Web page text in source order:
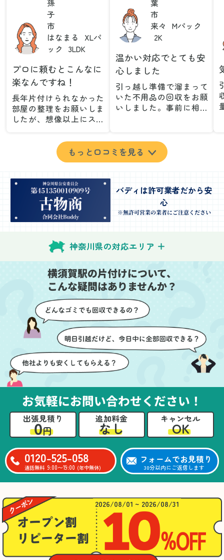
孫
子
市
はなまる
XLパ
ック
3LDK
プロに頼むとこんなに
楽なんですね！
長年片付けられなかった
部屋の整理をお願いしま
したが、想像以上にスム
が集めた物や古い家具が
多く、自分たちだけでは
どうにもならない状態で
んが手際よく片付けてく
れたので、部屋が驚くほ
どスッキリしました。自
分では手が回らなかった
場所も含め、プロの力を
特に、物が散乱していた
部屋の整理や、細かなア
イテムの仕分けを迅速か
つ丁寧に対応していただ
けたのがありがたかった
です。家族それぞれが必
要なものを確認しながら
進めることができ、安心
感を持って作業をお任せ
できました。さらに、作
業終了後には部屋全体を
清掃していただき、まる
で新しい家のような清潔
感に感動しました。
葉
市
来々
Mパック
2K
温かい対応でとても安
心しました
引っ越し準備で溜まって
いた不用品の回収をお願
いしました。事前に相談
とができました。特に、
古い家具や壊れた家電な
ど、処分が難しいものが
きました。
当日は2名のスタッフが来
てくださり、作業の流れ
ちらも安心感を持って作
壁や床を傷つけないよう
に細心の注意を払ってい
ただき、家全体がスムー
ズに片付いていくのがと
ても嬉しかったです。作
業が終わった後には、こ
ちらからお願いしなくて
も部屋を簡単に清掃して
いただけたのも好印象で
した。
いても教えていただき、
今後の片付けにも役立つ
知識が増えました。また
何かあれば、ぜひお願い
心のこもったサービスを
ありがとうございまし
た。
もっと口コミを見る
バディは許可業者だから安
心
※無許可営業の業者にご注意ください
神奈川県の対応エリア
横須賀駅の片付けについて、
こんな疑問はありませんか？
お気軽にお問い合わせください！
出張見積り
0円
追加料金
なし
キャンセル
OK
0120-525-058
通話無料 9:00〜19:00 (年中無休)
フォームでお見積り
30分以内にご返信します
2026/08/01 ~ 2026/08/31